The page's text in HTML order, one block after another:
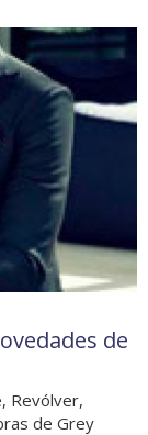
de
Revólver,
de Grey